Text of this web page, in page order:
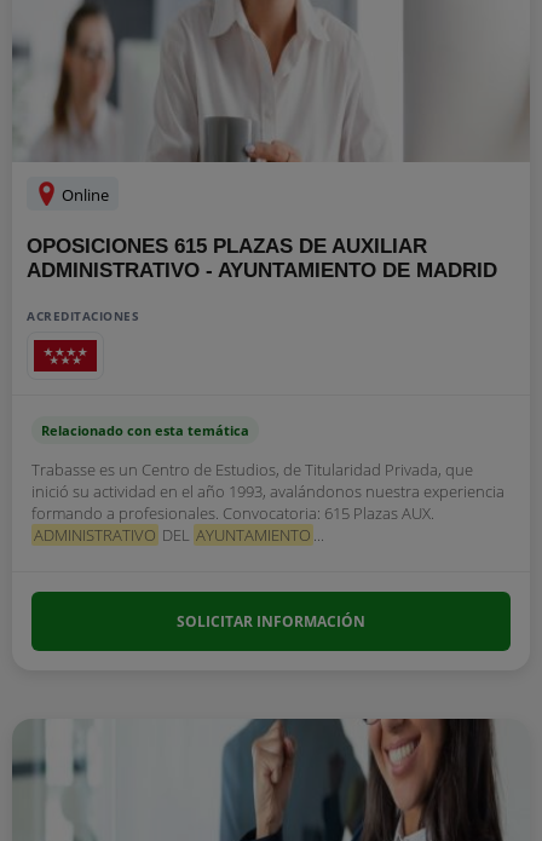
Online
OPOSICIONES 615 PLAZAS DE AUXILIAR
ADMINISTRATIVO - AYUNTAMIENTO DE MADRID
ACREDITACIONES
Relacionado con esta temática
Trabasse es un Centro de Estudios, de Titularidad Privada, que
inició su actividad en el año 1993, avalándonos nuestra experiencia
formando a profesionales. Convocatoria: 615 Plazas AUX.
ADMINISTRATIVO DEL AYUNTAMIENTO ...
SOLICITAR INFORMACIÓN